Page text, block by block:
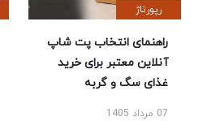
رپورتاژ
راهنمای انتخاب پت شاپ
آنلاین معتبر برای خرید
غذای سگ و گربه
07 مرداد 1405